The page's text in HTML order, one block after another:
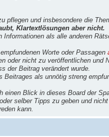
und insbesondere die
Klartextlösungen aber nicht.
Informationen als alle anderen
Worte oder Passagen
oder nicht zu veröffentlichen
der Beitrag verändert wurde.
als unnötig streng
Blick in dieses Board der
selber Tipps zu geben und
kann.